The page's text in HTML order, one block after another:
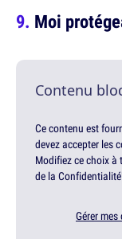
Moi
Contenu
Ce contenu est
devez accepter les
Modifiez ce choix à
de la
Gérer